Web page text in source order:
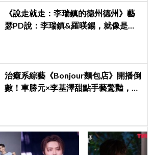
《說走就走：李瑞鎮的德州德州》藝
瑟PD說：李瑞鎮&羅暎錫，就像是浪
治癒系綜藝《Bonjour麵包店》開播倒
數！車勝元×李基澤甜點手藝驚豔，金